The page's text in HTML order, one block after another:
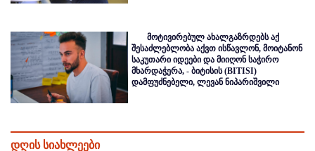
მოტივირებულ ახალგაზრდებს აქ
შესაძლებლობა აქვთ ისწავლონ, მოიტანონ
საკუთარი იდეები და მიიღონ საჭირო
მხარდაჭერა, - ბიტისის (BITISI)
დამფუძნებელი, ლევან ნიპარიშვილი
დღის სიახლეები